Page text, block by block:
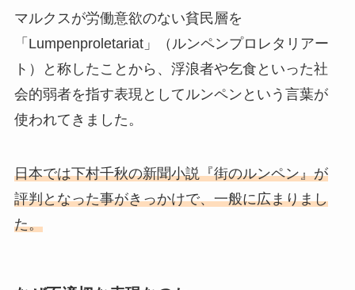
マルクスが労働意欲のない貧民層を
「Lumpenproletariat」（ルンペンプロレタリアー
ト）と称したことから、浮浪者や乞食といった社
会的弱者を指す表現として ルンペンという言葉が
使われてきました。
日本では下村千秋の新聞小説『街のルンペン』が
評判となった事がきっかけで、一般に広まりまし
た。